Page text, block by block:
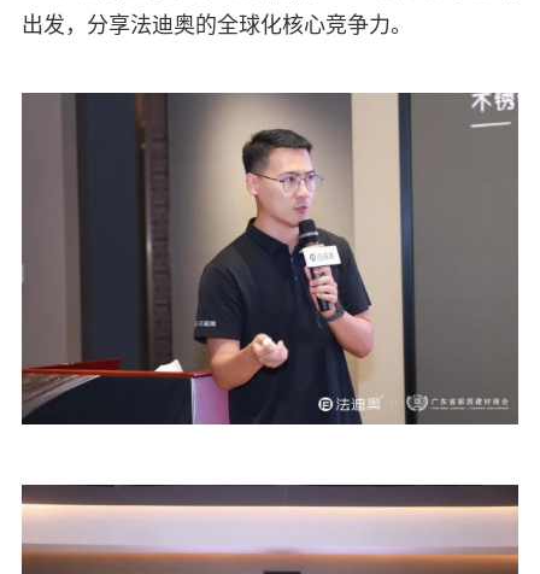
出发，分享法迪奥的全球化核心竞争力。